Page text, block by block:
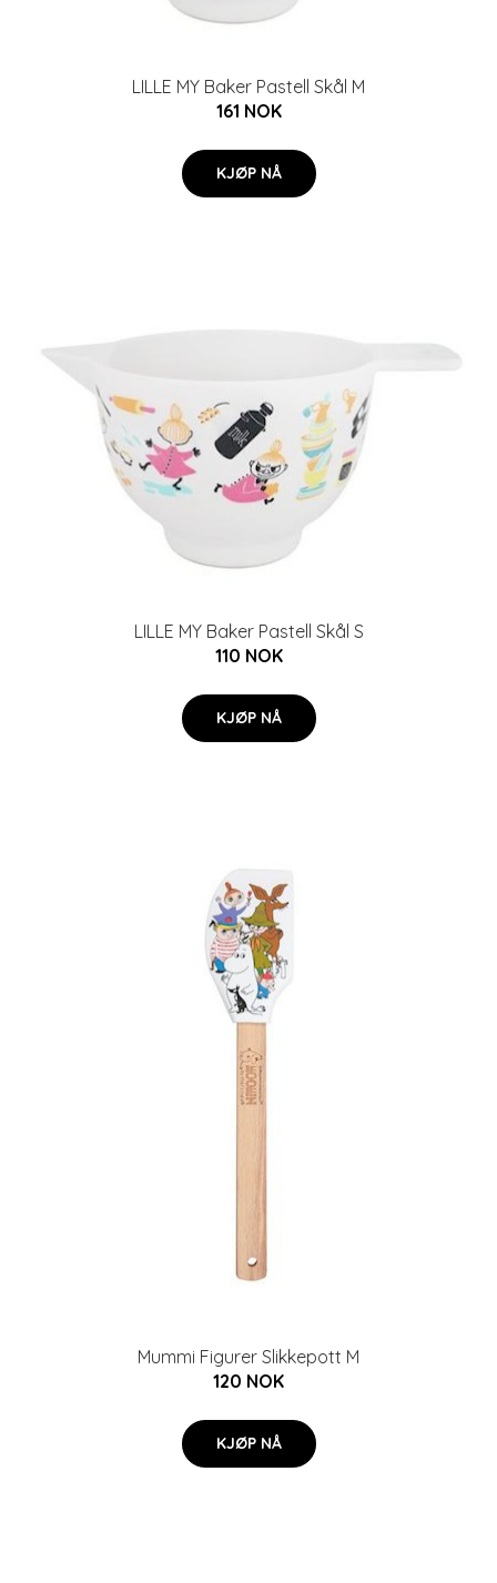
LILLE MY Baker Pastell Skål M
161 NOK
KJØP NÅ
LILLE MY Baker Pastell Skål S
110 NOK
KJØP NÅ
Mummi Figurer Slikkepott M
120 NOK
KJØP NÅ